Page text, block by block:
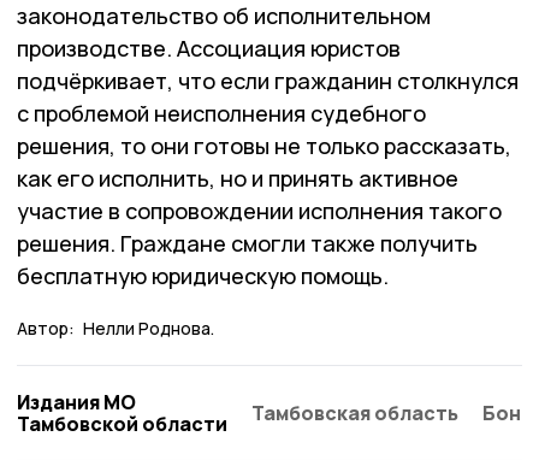
законодательство об исполнительном
производстве. Ассоциация юристов
подчёркивает, что если гражданин столкнулся
с проблемой неисполнения судебного
решения, то они готовы не только рассказать,
как его исполнить, но и принять активное
участие в сопровождении исполнения такого
решения. Граждане смогли также получить
бесплатную юридическую помощь.
Автор: Нелли Роднова.
Издания МО
Тамбовской области
Тамбовская область